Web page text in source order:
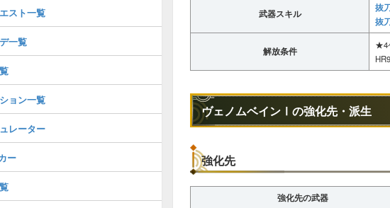
武器スキル
抜
抜
解放条件
★4
ヴェノムベインⅠの強化先・派生
強化先
強化先の武器
スト一覧
一覧
ョン一覧
レーター
ー